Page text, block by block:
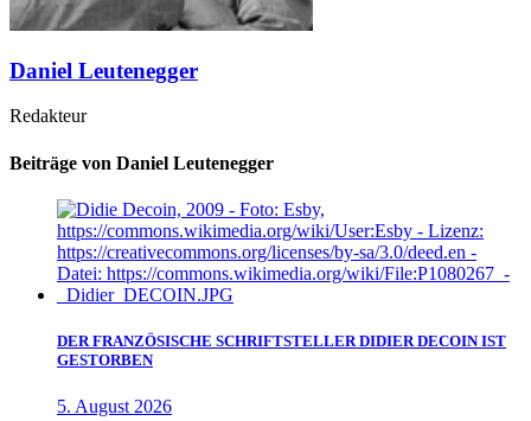
Daniel Leutenegger
Redakteur
Beiträge von Daniel Leutenegger
DER FRANZÖSISCHE SCHRIFTSTELLER DIDIER DECOIN IST
GESTORBEN
5. August 2026